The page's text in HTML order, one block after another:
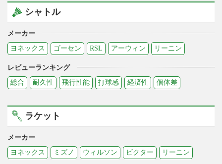
シャトル
メーカー
ヨネックス
ゴーセン RSL アーウィン リーニン
レビューランキング
総合
耐久性 飛行性能 打球感 経済性 個体差
ラケット
メーカー
ヨネックス
ミズノ ウィルソン ビクター リーニン